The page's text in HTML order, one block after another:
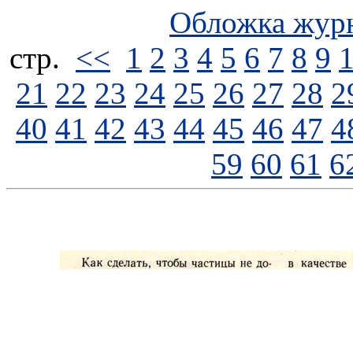
Обложка
стp. << 1 2 3 4 5 6 7 8 9
21 22 23 24 25 26 27 28
40 41 42 43 44 45 46 47
59 60 61